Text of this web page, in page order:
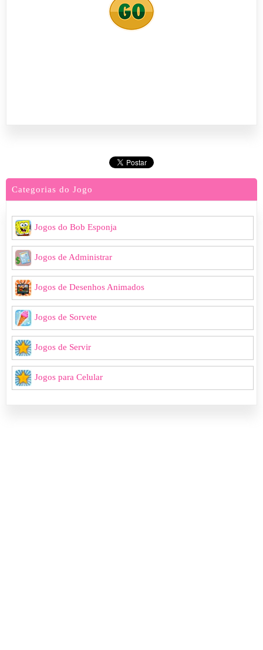
Categorias do Jogo
Jogos do Bob Esponja
Jogos de Administrar
Jogos de Desenhos Animados
Jogos de Sorvete
Jogos de Servir
Jogos para Celular